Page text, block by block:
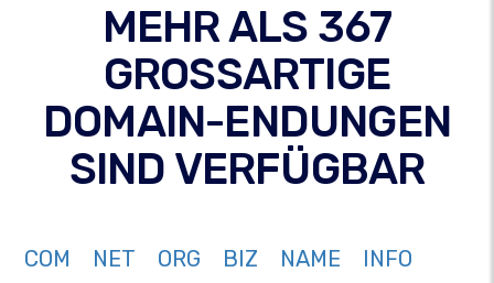
MEHR ALS 367
GROSSARTIGE
DOMAIN-ENDUNGEN
SIND VERFÜGBAR
COM NET ORG BIZ NAME
INFO